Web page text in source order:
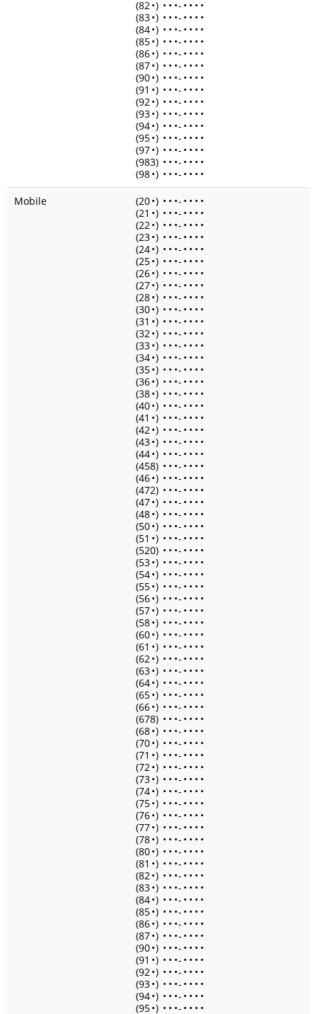
(82•) • • •- • • • •
(83•) • • •- • • • •
(84•) • • •- • • • •
(85•) • • •- • • • •
(86•) • • •- • • • •
(87•) • • •- • • • •
(90•) • • •- • • • •
(91 •) • • •- • • • •
(92•) • • •- • • • •
(93•) • • •- • • • •
(94•) • • •- • • • •
(95•) • • •- • • • •
(97•) • • •- • • • •
(983) • • •- • • • •
(98•) • • •- • • • •
Mobile
(20•) • • •- • • • •
(21 •) • • •- • • • •
(22•) • • •- • • • •
(23•) • • •- • • • •
(24•) • • •- • • • •
(25•) • • •- • • • •
(26•) • • •- • • • •
(27•) • • •- • • • •
(28•) • • •- • • • •
(30•) • • •- • • • •
(31 •) • • •- • • • •
(32•) • • •- • • • •
(33•) • • •- • • • •
(34•) • • •- • • • •
(35•) • • •- • • • •
(36•) • • •- • • • •
(38•) • • •- • • • •
(40•) • • •- • • • •
(41 •) • • •- • • • •
(42•) • • •- • • • •
(43•) • • •- • • • •
(44•) • • •- • • • •
(458) • • •- • • • •
(46•) • • •- • • • •
(472) • • •- • • • •
(47•) • • •- • • • •
(48•) • • •- • • • •
(50•) • • •- • • • •
(51 •) • • •- • • • •
(520) • • •- • • • •
(53•) • • •- • • • •
(54•) • • •- • • • •
(55•) • • •- • • • •
(56•) • • •- • • • •
(57•) • • •- • • • •
(58•) • • •- • • • •
(60•) • • •- • • • •
(61 •) • • •- • • • •
(62•) • • •- • • • •
(63•) • • •- • • • •
(64•) • • •- • • • •
(65•) • • •- • • • •
(66•) • • •- • • • •
(678) • • •- • • • •
(68•) • • •- • • • •
(70•) • • •- • • • •
(71 •) • • •- • • • •
(72•) • • •- • • • •
(73•) • • •- • • • •
(74•) • • •- • • • •
(75•) • • •- • • • •
(76•) • • •- • • • •
(77•) • • •- • • • •
(78•) • • •- • • • •
(80•) • • •- • • • •
(81 •) • • •- • • • •
(82•) • • •- • • • •
(83•) • • •- • • • •
(84•) • • •- • • • •
(85•) • • •- • • • •
(86•) • • •- • • • •
(87•) • • •- • • • •
(90•) • • •- • • • •
(91 •) • • •- • • • •
(92•) • • •- • • • •
(93•) • • •- • • • •
(94•) • • •- • • • •
(95•) • • •- • • • •